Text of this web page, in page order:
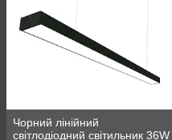
Чорний лінійний
світлодіодний світильник 36W